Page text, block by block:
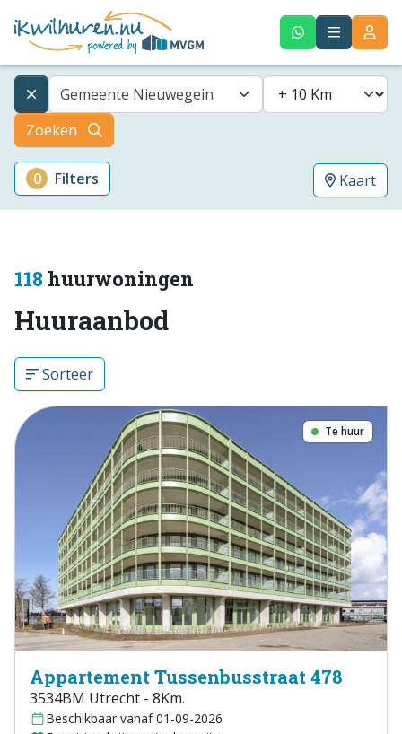
Gemeente Nieuwegein
Zoeken
0 Filters Kaart
118 huurwoningen
Huuraanbod
Sorteer
Te huur
Appartement Tussenbusstraat 478
3534BM Utrecht - 8Km.
Beschikbaar vanaf 01-09-2026